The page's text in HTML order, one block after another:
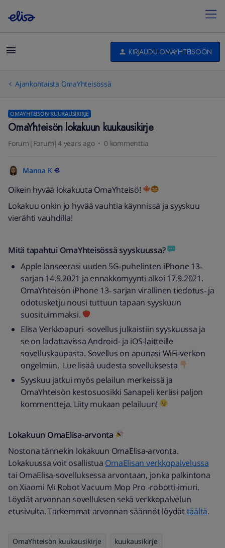
KIRJAUDU OMAYHTEISÖÖN
Ajankohtaista OmaYhteisössä
OMAYHTEISÖN KUUKAUSIKIRJE
OmaYhteisön lokakuun kuukausikirje
Forum|Forum|4 years ago 0 kommenttia
Manna K
Oikein hyvää lokakuuta OmaYhteisö!
Lokakuu onkin jo hyvää vauhtia käynnissä ja syyskuu
vierähti vauhdilla!
Mitä tapahtui OmaYhteisössä syyskuussa?
Apple lanseerasi uuden 5G-puhelinten iPhone 13-
sarjan 14.9.2021 ja ennakkomyynti alkoi 17.9.2021.
OmaYhteisön iPhone 13- sarjan virallinen tiedotus- ja
odotusketju nousi tuttuun tapaan syyskuun
suosituimmaksi.
Elisa Verkkoapuri -sovellus julkaistiin syyskuussa ja
se on ladattavissa Android- ja iOS-laitteille
sovelluskaupasta. Sovellus on apunasi WiFi-verkon
ongelmiin. Lue lisää uudesta sovelluksesta
Syyskuu jatkui myös pelailun merkeissä ja
OmaYhteisön kestosuosikki Sanapeli keräsi paljon
kommentteja. Liity mukaan pelailuun!
Lokakuun OmaElisa-arvonta
Nostona tännekin lokakuun OmaElisa-arvonta.
Lokakuussa voit osallistua OmaElisan verkkopalvelussa
tai OmaElisa-sovelluksessa arvontaan, jonka palkintona
on Xiaomi Mi Robot Vacuum Mop Pro -robotti-imuri.
Löydät arvonnan sovelluksen sekä verkkopalvelun
etusivulta. Tarkemmat arvonnan säännöt löydättäältä.
OmaYhteisön kuukausikirje kuukausikirje